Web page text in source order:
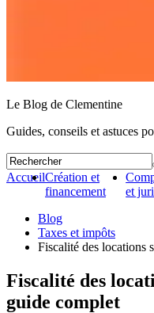
Le Blog de Clementine
Guides, conseils et astuces
AccueilCréation et
financement
et
Blog
Taxes et impôts
Fiscalité des locations
Fiscalité des
guide complet